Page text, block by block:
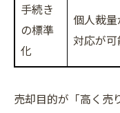
手続き
の標準
化
個人裁
対応が
売却目的が「高く売